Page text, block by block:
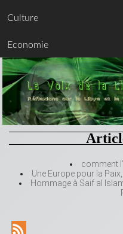
Culture
Economie
comment
Une Europe pour la
Hommage à Saif al